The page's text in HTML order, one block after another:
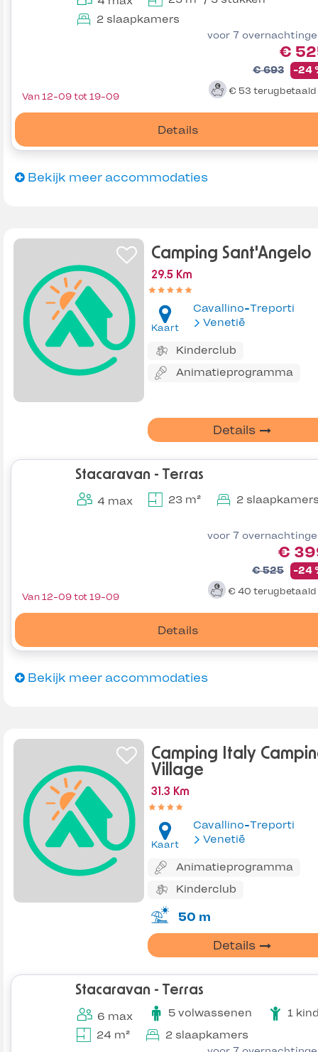
2 slaapkamers
voor 7
€
€ 693 -24
€ 53 terugbetaald
Details
Van 12-09 tot 19-09
Bekijk meer accommodaties
Camping Sant'Angelo
29.5 Km
Kaart
Cavallino-Treporti
Venetië
Kinderclub
Animatieprogramma
Details
Stacaravan - Terras
4 max 23 m² 2
voor 7
€
€ 525 -24
€ 40 terugbetaald
Details
Van 12-09 tot 19-09
Bekijk meer accommodaties
Camping Italy
Village
31.3 Km
Kaart
Cavallino-Treporti
Venetië
Animatieprogramma
Kinderclub
50 m
Details
Stacaravan - Terras
6 max 5 volwassenen
1
24 m²
2 slaapkamers